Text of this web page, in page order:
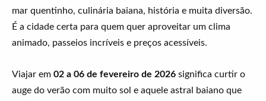
mar quentinho, culinária baiana, história e muita diversão.
É a cidade certa para quem quer aproveitar um clima
animado, passeios incríveis e preços acessíveis.
Viajar em 02 a 06 de fevereiro de 2026 significa curtir o
auge do verão com muito sol e aquele astral baiano que